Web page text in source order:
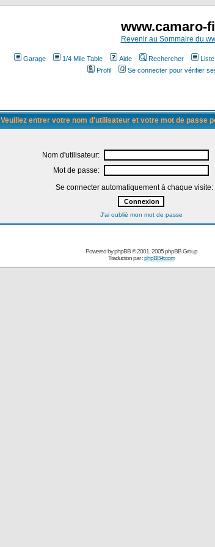
www.camaro-
Revenir au Sommaire du
Garage 1/4 Mile Table Aide Rechercher
Profil
Se connecter pour vérifier
Veuillez entrer votre nom d'utilisateur et votre mot de passe
Nom d'utilisateur:
Mot de passe:
Se connecter automatiquement à chaque visite:
J'ai oublié mon mot de passe
Powered byphpBB© 2001, 2005 phpBB Group
Traduction par :phpBB-fr.com